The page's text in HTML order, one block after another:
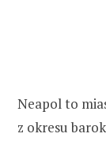
Neapol to
z okresu